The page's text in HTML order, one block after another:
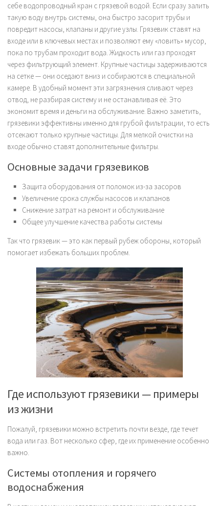
себе водопроводный кран с грязевой водой. Если сразу залить
такую воду внутрь системы, она быстро засорит трубы и
повредит насосы, клапаны и другие узлы. Грязевик ставят на
входе или в ключевых местах и позволяют ему «ловить» мусор,
пока по трубам проходит вода. Жидкость или газ проходят
через фильтрующий элемент. Крупные частицы задерживаются
на сетке — они оседают вниз и собираются в специальной
камере. В удобный момент эти загрязнения сливают через
отвод, не разбирая систему и не останавливая её. Это
экономит время и деньги на обслуживание. Важно заметить,
грязевики эффективны именно для грубой фильтрации, то есть
отсекают только крупные частицы. Для мелкой очистки на
входе обычно ставят дополнительные фильтры.
Основные задачи грязевиков
Защита оборудования от поломок из-за засоров
Увеличение срока службы насосов и клапанов
Снижение затрат на ремонт и обслуживание
Общее улучшение качества работы системы
Так что грязевик — это как первый рубеж обороны, который
помогает избежать больших проблем.
Где используют грязевики — примеры
из жизни
Пожалуй, грязевики можно встретить почти везде, где течет
вода или газ. Вот несколько сфер, где их применение особенно
важно.
Системы отопления и горячего
водоснабжения